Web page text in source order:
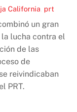
California prt
un gran
lucha contra el
de las
de
reivindicaban
PRT.